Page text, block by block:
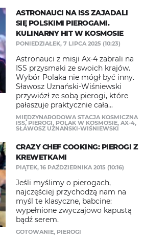
ASTRONAUCI NA ISS ZAJADALI
SIĘ POLSKIMI PIEROGAMI.
KULINARNY HIT W KOSMOSIE
PONIEDZIAŁEK, 7 LIPCA 2025 (10:23)
Astronauci z misji Ax-4 zabrali na
ISS przysmaki ze swoich krajów.
Wybór Polaka nie mógł być inny.
Sławosz Uznański-Wiśniewski
przywiózł ze sobą pierogi, które
pałaszuje praktycznie cała...
MIĘDZYNARODOWA STACJA KOSMICZNA
ISS, PIEROGI, POLAK W KOSMOSIE, AX-4,
SŁAWOSZ UZNAŃSKI-WIŚNIEWSKI
CRAZY CHEF COOKING: PIEROGI Z
KREWETKAMI
PIĄTEK, 16 PAŹDZIERNIKA 2015 (10:16)
Jeśli myślimy o pierogach,
najczęściej przychodzą nam na
myśl te klasyczne, babcine:
wypełnione zwyczajowo kapustą
bądź serem.
GOTOWANIE, PIEROGI